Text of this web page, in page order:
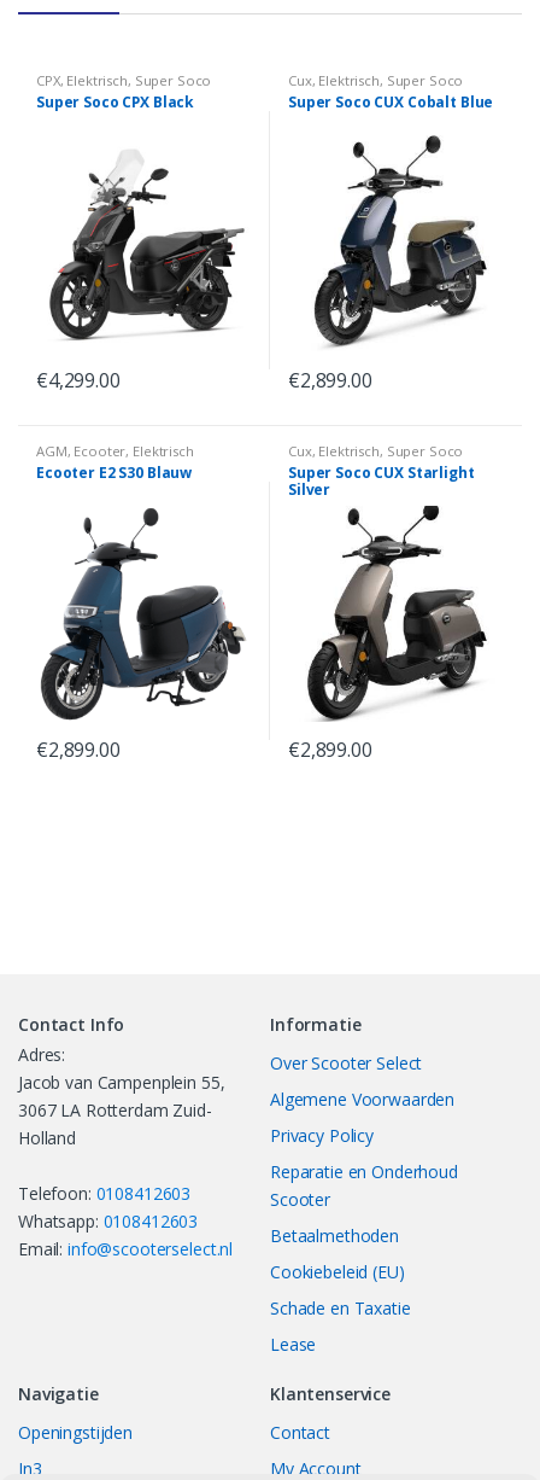
CPX, Elektrisch, Super Soco
Super Soco CPX Black
€4,299.00
Cux, Elektrisch, Super Soco
Super Soco CUX Cobalt Blue
€2,899.00
AGM, Ecooter, Elektrisch
Ecooter E2 S30 Blauw
€2,899.00
Cux, Elektrisch, Super Soco
Super Soco CUX Starlight
Silver
€2,899.00
Contact Info
Adres:
Jacob van Campenplein 55,
3067 LA Rotterdam Zuid-
Holland
Telefoon: 0108412603
Whatsapp: 0108412603
Email:info@scooterselect.nl
Informatie
Over Scooter Select
Algemene Voorwaarden
Privacy Policy
Reparatie en Onderhoud
Scooter
Betaalmethoden
Cookiebeleid (EU)
Schade en Taxatie
Lease
Navigatie
Openingstijden
In3
Klantenservice
Contact
My Account